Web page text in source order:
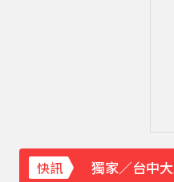
快訊 獨家／台中